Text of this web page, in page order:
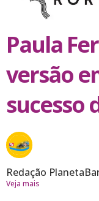
Paula
versão
sucesso
Redação
Veja mais